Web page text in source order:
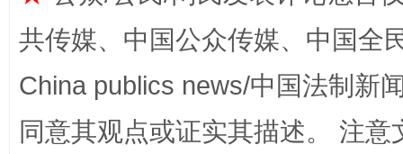
全民健身五年计划来了！等你上场
共传媒、中国公众传媒、中国全
China publics news/中国法制新
同意其观点或证实其描述。 注